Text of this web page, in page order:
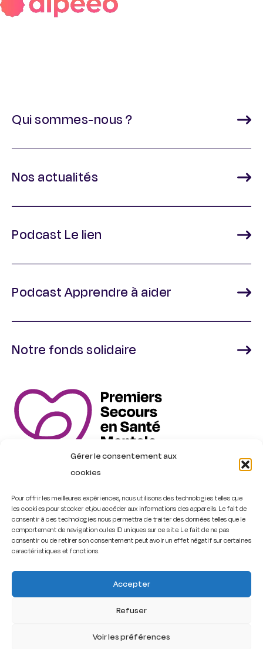
Gérer le consentement aux
cookies
Pour offrir les meilleures expériences, nous utilisons des technologies telles que
les cookies pour stocker et/ou accéder aux informations des appareils. Le fait de
consentir à ces technologies nous permettra de traiter des données telles que le
comportement de navigation ou les ID uniques sur ce site. Le fait de ne pas
consentir ou de retirer son consentement peut avoir un effet négatif sur certaines
caractéristiques et fonctions.
Accepter
Refuser
Voir les préférences
Trouver une formation
Contact
Qui sommes-nous ?
Nos actualités
Podcast Le lien
Podcast Apprendre à aider
Notre fonds solidaire